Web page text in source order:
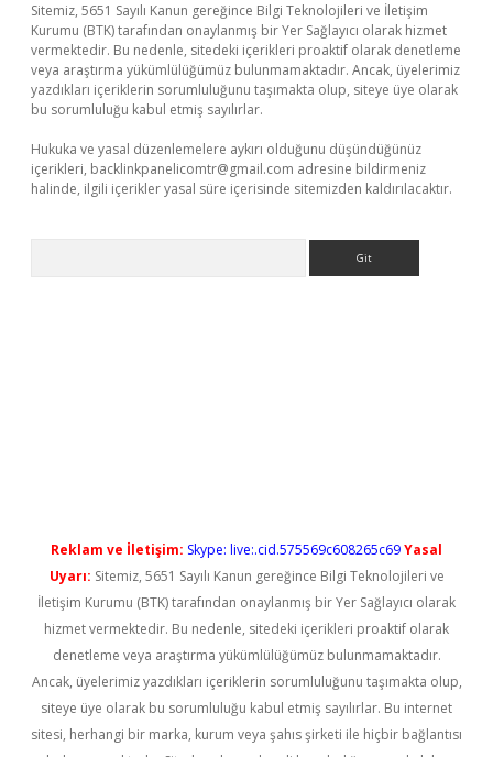
Sitemiz, 5651 Sayılı Kanun gereğince Bilgi Teknolojileri ve İletişim
Kurumu (BTK) tarafından onaylanmış bir Yer Sağlayıcı olarak hizmet
vermektedir. Bu nedenle, sitedeki içerikleri proaktif olarak denetleme
veya araştırma yükümlülüğümüz bulunmamaktadır. Ancak, üyelerimiz
yazdıkları içeriklerin sorumluluğunu taşımakta olup, siteye üye olarak
bu sorumluluğu kabul etmiş sayılırlar.
Hukuka ve yasal düzenlemelere aykırı olduğunu düşündüğünüz
içerikleri, backlinkpanelicomtr@gmail.com adresine bildirmeniz
halinde, ilgili içerikler yasal süre içerisinde sitemizden kaldırılacaktır.
Reklam ve İletişim: Skype: live:.cid.575569c608265c69Yasal
Uyarı: Sitemiz, 5651 Sayılı Kanun gereğince Bilgi Teknolojileri ve
İletişim Kurumu (BTK) tarafından onaylanmış bir Yer Sağlayıcı olarak
hizmet vermektedir. Bu nedenle, sitedeki içerikleri proaktif olarak
denetleme veya araştırma yükümlülüğümüz bulunmamaktadır.
Ancak, üyelerimiz yazdıkları içeriklerin sorumluluğunu taşımakta olup,
siteye üye olarak bu sorumluluğu kabul etmiş sayılırlar. Bu internet
sitesi, herhangi bir marka, kurum veya şahıs şirketi ile hiçbir bağlantısı